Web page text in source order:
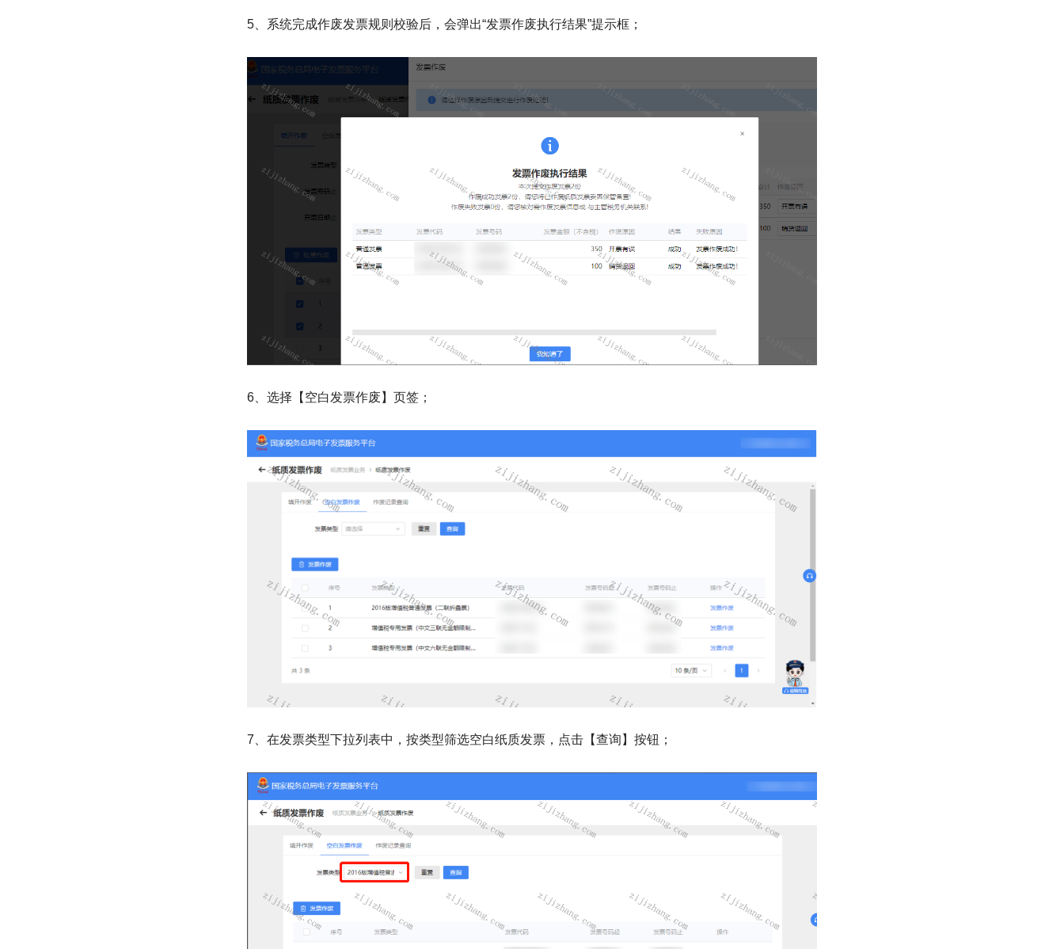
5、系统完成作废发票规则校验后，会弹出“发票作废执行结果”提示框；
6、选择【空白发票作废】页签；
7、在发票类型下拉列表中，按类型筛选空白纸质发票，点击【查询】按钮；